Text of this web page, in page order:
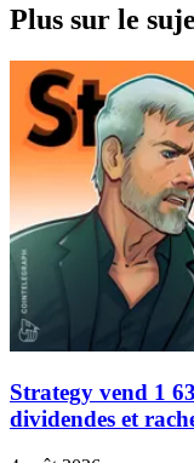
Plus sur le
Strategy vend 1
dividendes et